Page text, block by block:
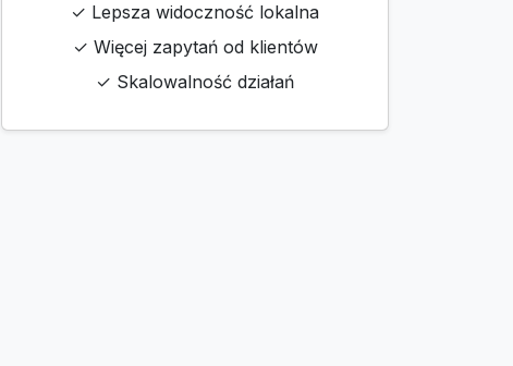
✓ Lepsza widoczność lokalna
✓ Więcej zapytań od klientów
✓ Skalowalność działań